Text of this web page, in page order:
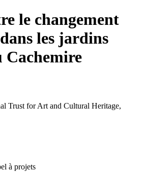
le changement
les jardins
Cachemire
Trust for Art and Cultural Heritage,
à projets